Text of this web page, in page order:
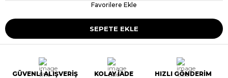
Favorilere Ekle
GÜVENLİ ALIŞVERİŞ KOLAY İADE HIZLI GÖNDERİM